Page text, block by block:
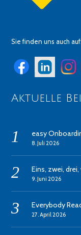
Sie finden uns auch auf:
Aktuelle
easy
8. Juli 2026
Eins, zwei, drei,
9. Juni 2026
Everybody
27. April 2026